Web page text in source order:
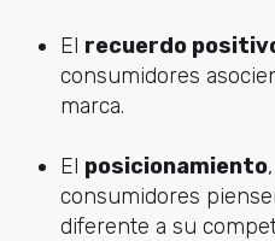
El recuerdo
consumidores
marca.
El posicionamiento
consumidores
diferente a su